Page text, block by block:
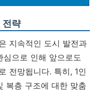
전략
지속적인 도시 발전과
으로 인해 앞으로도
전망됩니다. 특히, 1인
복층 구조에 대한 맞춤